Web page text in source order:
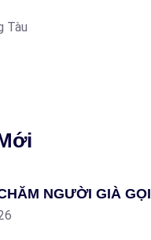
Tàu
NGƯỜI GIÀ GỌI